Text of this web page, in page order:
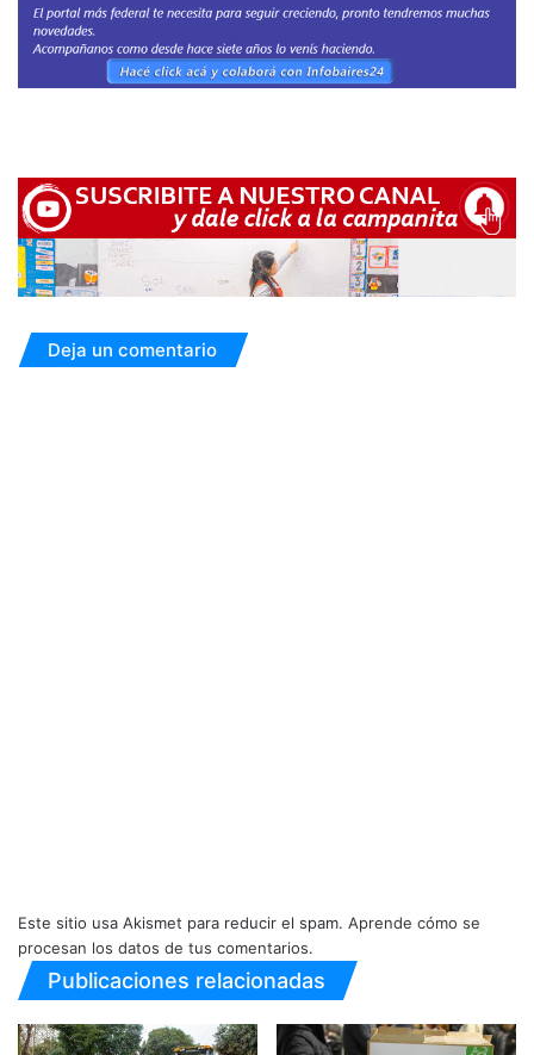
Deja un comentario
Este sitio usa Akismet para reducir el spam. Aprende cómo se
procesan los datos de tus comentarios.
Publicaciones relacionadas